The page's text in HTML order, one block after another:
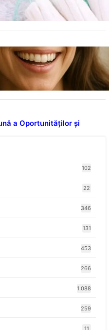
care protejează inima:
despre beneficiile
a Oportunităților și
102
22
346
131
453
266
1.088
259
11